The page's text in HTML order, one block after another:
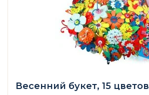
Весенний букет, 15 цветов